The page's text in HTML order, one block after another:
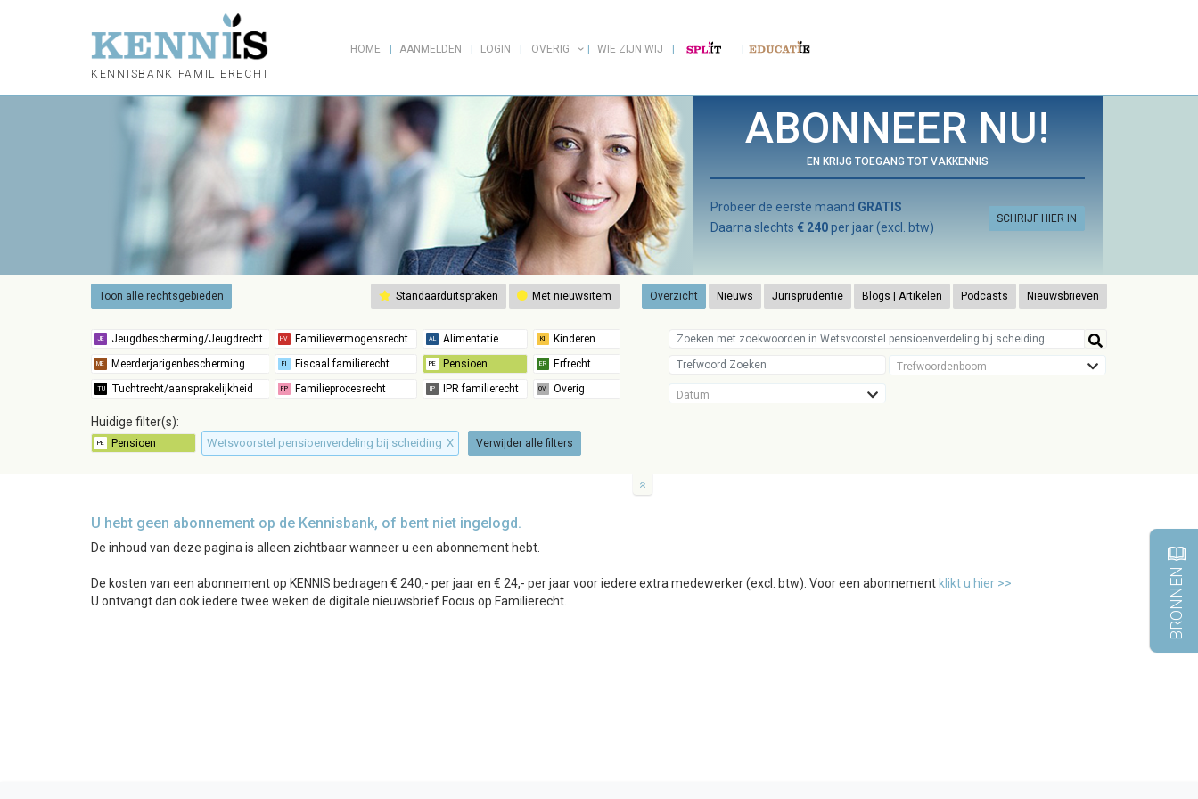
KENNISBANK FAMILIERECHT
HOME AANMELDEN LOGIN OVERIG WIE ZIJN WIJ
ABONNEER NU!
EN KRIJG TOEGANG TOT VAKKENNIS
SCHRIJF HIER IN
Probeer de eerste maand GRATIS
Daarna slechts € 240per jaar (excl. btw)
Toon alle rechtsgebieden Standaarduitspraken Met nieuwsitem Overzicht Nieuws Jurisprudentie Blogs | Artikelen Podcasts Nieuwsbrieven
Trefwoordenboom
Datum
Huidige filter(s):
Wetsvoorstel pensioenverdeling bij scheiding X Verwijder alle filters
U hebt geen abonnement op de Kennisbank, of bent niet ingelogd.
De inhoud van deze pagina is alleen zichtbaar wanneer u een abonnement hebt.
De kosten van een abonnement op KENNIS bedragen € 240,- per jaar en € 24,- per jaar voor iedere extra medewerker (excl. btw). Voor een abonnement klikt u hier >>
U ontvangt dan ook iedere twee weken de digitale nieuwsbrief Focus op Familierecht.
BRONNEN